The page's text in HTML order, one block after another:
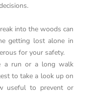
into the woods can
getting lost alone in
for your safety.
a run or a long walk
to take a look up on
useful to prevent or